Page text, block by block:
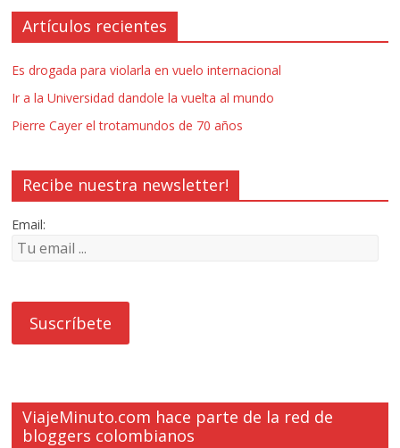
Artículos recientes
Es drogada para violarla en vuelo internacional
Ir a la Universidad dandole la vuelta al mundo
Pierre Cayer el trotamundos de 70 años
Recibe nuestra newsletter!
Email:
ViajeMinuto.com hace parte de la red de
bloggers colombianos